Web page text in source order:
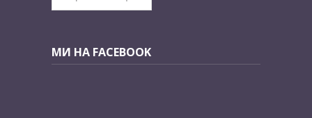
МИ НА FACEBOOK